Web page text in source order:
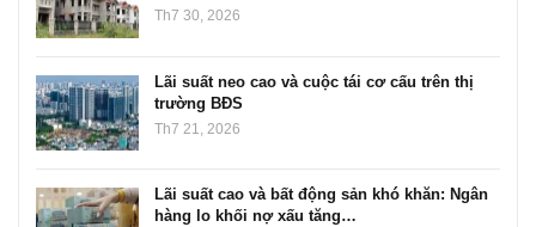
Th7 30, 2026
Lãi suất neo cao và cuộc tái cơ cấu trên thị
trường BĐS
Th7 21, 2026
Lãi suất cao và bất động sản khó khăn: Ngân
hàng lo khối nợ xấu tăng…